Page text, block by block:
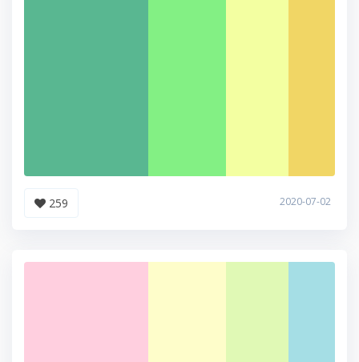
259 2020-07-02